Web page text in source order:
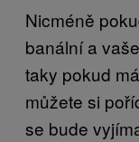
Nicméně
banální a
taky pokud
můžete si
se bude